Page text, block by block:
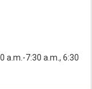
a.m.-7:30 a.m., 6:30